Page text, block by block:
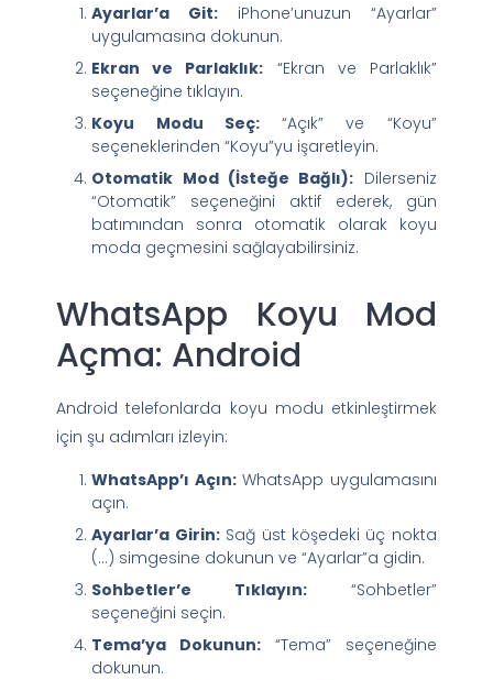
Ayarlar’a Git: iPhone’unuzun “Ayarlar”
uygulamasına dokunun.
Ekran ve Parlaklık: “Ekran ve Parlaklık”
seçeneğine tıklayın.
Koyu Modu Seç:“Açık” ve “Koyu”
seçeneklerinden “Koyu”yu işaretleyin.
Otomatik Mod (İsteğe Bağlı): Dilerseniz
“Otomatik” seçeneğini aktif ederek, gün
batımından sonra otomatik olarak koyu
moda geçmesini sağlayabilirsiniz.
WhatsApp Koyu Mod
Açma: Android
Android telefonlarda koyu modu etkinleştirmek
için şu adımları izleyin:
WhatsApp’ı Açın:WhatsApp uygulamasını
açın.
Ayarlar’a Girin:Sağ üst köşedeki üç nokta
(…) simgesine dokunun ve “Ayarlar”a gidin.
Sohbetler’e Tıklayın: “Sohbetler”
seçeneğini seçin.
Tema’ya Dokunun: “Tema” seçeneğine
dokunun.